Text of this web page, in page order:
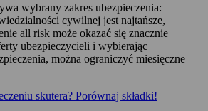
wybrany zakres ubezpieczenia:
cywilnej jest najtańsze,
all risk może okazać się znacznie
ubezpieczycieli i wybierając
można ograniczyć miesięczne
skutera? Porównaj składki!